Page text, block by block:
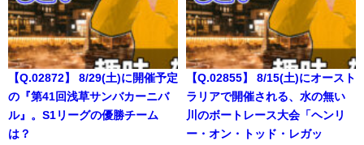
【Q.02872】 8/29(土)に開催予定
の『第41回浅草サンバカーニバ
ル』。S1リーグの優勝チーム
は？
【Q.02855】 8/15(土)にオースト
ラリアで開催される、水の無い
川のボートレース大会「ヘンリ
ー・オン・トッド・レガッ